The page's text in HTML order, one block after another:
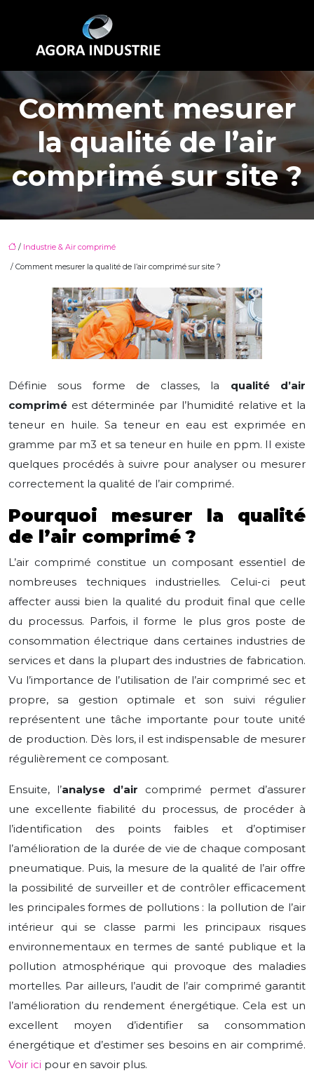
Comment mesurer
la qualité de l’air
comprimé sur site ?
/ Industrie & Air comprimé
/ Comment mesurer la qualité de l’air comprimé sur site ?
Définie sous forme de classes, la qualité d’air
comprimé est déterminée par l’humidité relative et la
teneur en huile. Sa teneur en eau est exprimée en
gramme par m3 et sa teneur en huile en ppm. Il existe
quelques procédés à suivre pour analyser ou mesurer
correctement la qualité de l’air comprimé.
Pourquoi mesurer la qualité
de l’air comprimé ?
L’air comprimé constitue un composant essentiel de
nombreuses techniques industrielles. Celui-ci peut
affecter aussi bien la qualité du produit final que celle
du processus. Parfois, il forme le plus gros poste de
consommation électrique dans certaines industries de
services et dans la plupart des industries de fabrication.
Vu l’importance de l’utilisation de l’air comprimé sec et
propre, sa gestion optimale et son suivi régulier
représentent une tâche importante pour toute unité
de production. Dès lors, il est indispensable de mesurer
régulièrement ce composant.
Ensuite, l’analyse d’air comprimé permet d’assurer
une excellente fiabilité du processus, de procéder à
l’identification des points faibles et d’optimiser
l’amélioration de la durée de vie de chaque composant
pneumatique. Puis, la mesure de la qualité de l’air offre
la possibilité de surveiller et de contrôler efficacement
les principales formes de pollutions : la pollution de l’air
intérieur qui se classe parmi les principaux risques
environnementaux en termes de santé publique et la
pollution atmosphérique qui provoque des maladies
mortelles. Par ailleurs, l’audit de l’air comprimé garantit
l’amélioration du rendement énergétique. Cela est un
excellent moyen d’identifier sa consommation
énergétique et d’estimer ses besoins en air comprimé.
Voir ici pour en savoir plus.